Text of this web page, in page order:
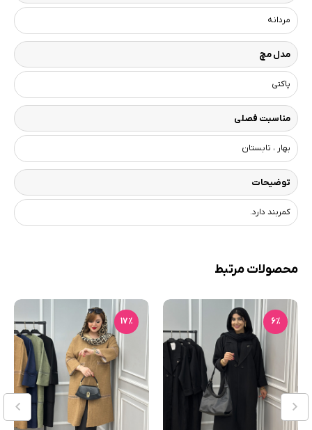
مردانه
مدل مچ
پاکتی
مناسبت فصلی
بهار ، تابستان
توضیحات
کمربند دارد.
محصولات مرتبط
6٪ 17٪